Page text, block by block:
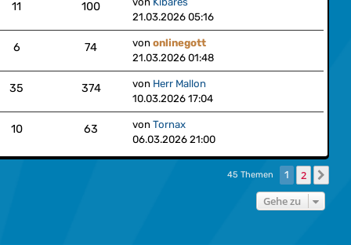
11 100
21.03.2026 05:16
6 74 von onlinegott
21.03.2026 01:48
35 374 von Herr Mallon
10.03.2026 17:04
10 63 von Tornax
06.03.2026 21:00
45 Themen 1 2
Gehe zu